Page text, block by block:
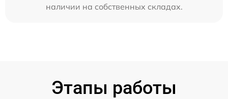
наличии на собственных складах.
Этапы работы